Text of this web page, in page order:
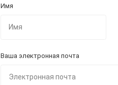
Имя
Ваша электронная почта